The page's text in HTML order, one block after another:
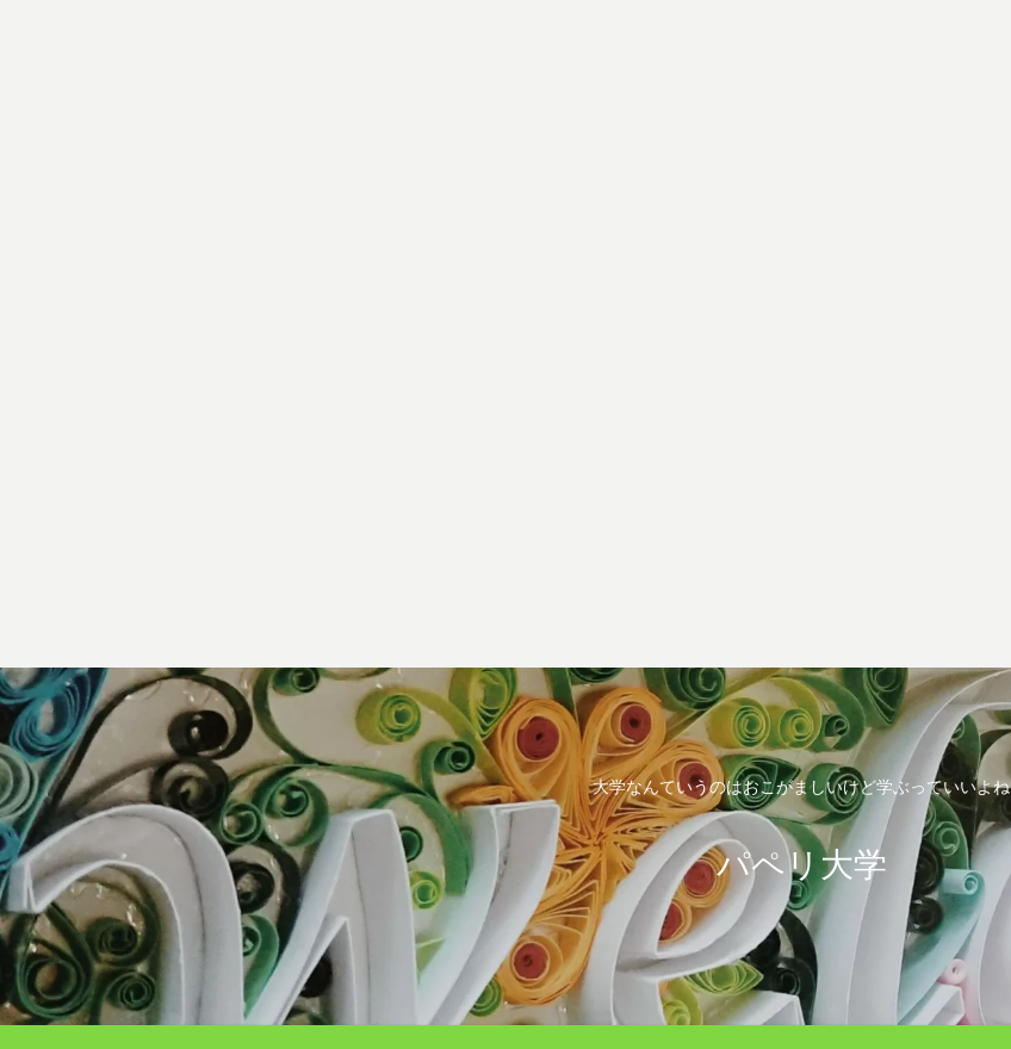
大学なんていうのはおこがましいけど学ぶっていいよね
パペリ大学